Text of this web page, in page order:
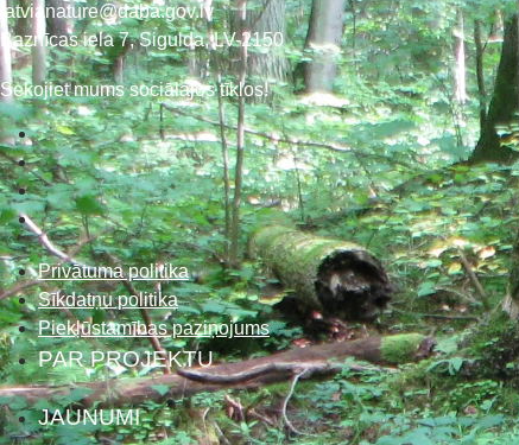
latvianature@daba.gov.lv
Baznīcas iela 7, Sigulda, LV-2150
Sekojiet mums sociālajos tīklos!
Privātuma politika
Sīkdatņu politika
Piekļūstamības paziņojums
PAR PROJEKTU
JAUNUMI